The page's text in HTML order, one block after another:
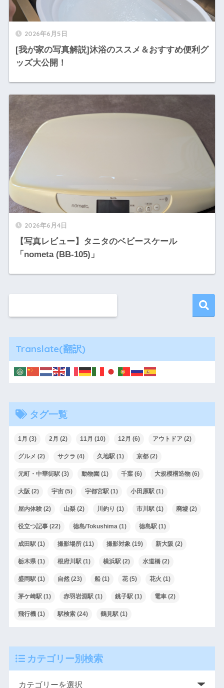
2026年6月5日
[我が家の写真解説]沐浴のススメ＆おすすめ便利グ
ッズ大公開！
2026年6月4日
【写真レビュー】タニタのベビースケール
「nometa (BB-105)」
Translate(翻訳)
タグ一覧
1月 (3) 2月 (2) 11月 (10) 12月 (6) アウトドア(2)
グルメ (2) サクラ (4) 久地駅(1) 京都(2)
元町・中華街駅(3) 動物園 (1) 千葉(6) 大規模構造物(6)
大阪 (2) 宇宙(5) 宇都宮駅(1) 小田原駅(1)
屋内体験(2) 山梨(2) 川釣り (1) 市川駅(1) 廃墟(2)
役立つ記事(22) 徳島/Tokushima (1) 徳島駅(1)
成田駅(1) 撮影場所(11) 撮影対象 (19) 新大阪 (2)
栃木県(1) 根府川駅(1) 横浜駅(2) 水道橋(2)
盛岡駅(1) 自然(23) 船(1) 花(5) 花火 (1)
茅ケ崎駅(1) 赤羽岩淵駅(1) 銚子駅(1) 電車(2)
飛行機(1) 駅検索(24) 鶴見駅(1)
カテゴリー別検索